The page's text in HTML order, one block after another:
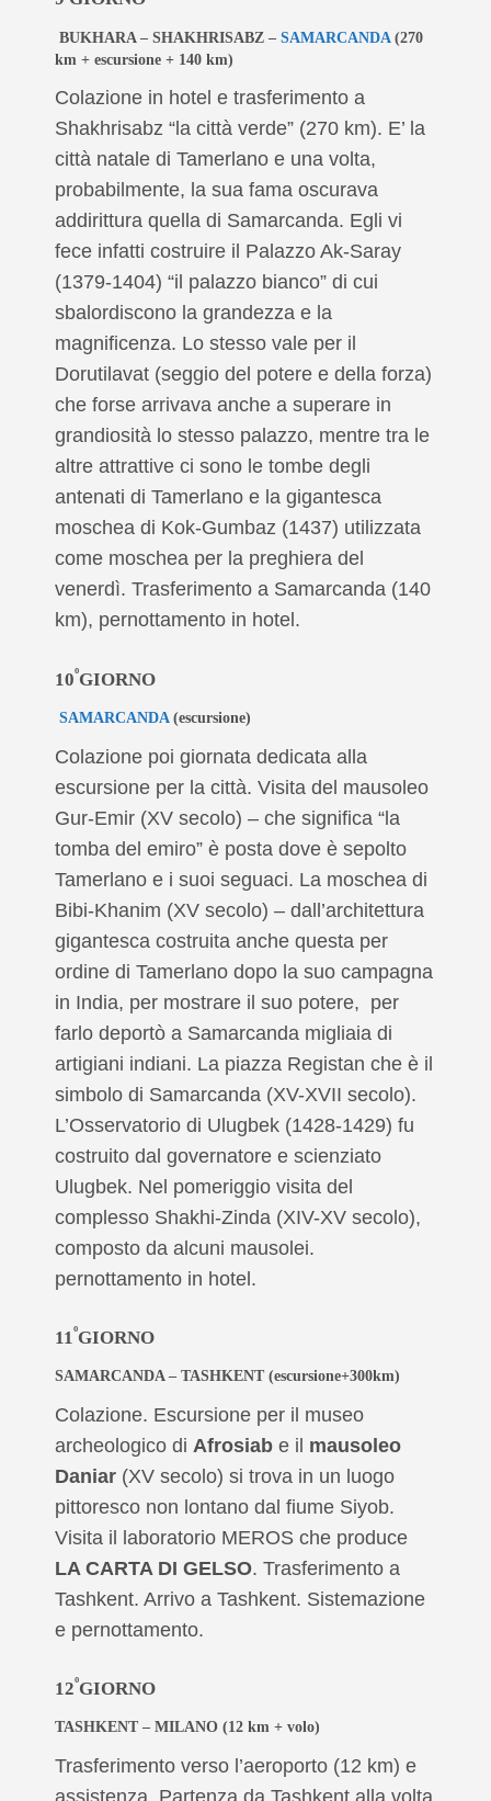
BUKHARA – SHAKHRISABZ –SAMARCANDA(270
km + escursione + 140 km)
Colazione in hotel e trasferimento a
Shakhrisabz “la città verde” (270 km). E’ la
città natale di Tamerlano e una volta,
probabilmente, la sua fama oscurava
addirittura quella di Samarcanda. Egli vi
fece infatti costruire il Palazzo Ak-Saray
(1379-1404) “il palazzo bianco” di cui
sbalordiscono la grandezza e la
magnificenza. Lo stesso vale per il
Dorutilavat (seggio del potere e della forza)
che forse arrivava anche a superare in
grandiosità lo stesso palazzo, mentre tra le
altre attrattive ci sono le tombe degli
antenati di Tamerlano e la gigantesca
moschea di Kok-Gumbaz (1437) utilizzata
come moschea per la preghiera del
venerdì. Trasferimento a Samarcanda (140
km), pernottamento in hotel.
10ºGIORNO
SAMARCANDA(escursione)
Colazione poi giornata dedicata alla
escursione per la città. Visita del mausoleo
Gur-Emir (XV secolo) – che significa “la
tomba del emiro” è posta dove è sepolto
Tamerlano e i suoi seguaci. La moschea di
Bibi-Khanim (XV secolo) – dall’architettura
gigantesca costruita anche questa per
ordine di Tamerlano dopo la suo campagna
in India, per mostrare il suo potere, per
farlo deportò a Samarcanda migliaia di
artigiani indiani. La piazza Registan che è il
simbolo di Samarcanda (XV-XVII secolo).
L’Osservatorio di Ulugbek (1428-1429) fu
costruito dal governatore e scienziato
Ulugbek. Nel pomeriggio visita del
complesso Shakhi-Zinda (XIV-XV secolo),
composto da alcuni mausolei.
pernottamento in hotel.
11ºGIORNO
SAMARCANDA – TASHKENT(escursione+300km)
Colazione. Escursione per il museo
archeologico di Afrosiab e il mausoleo
Daniar (XV secolo) si trova in un luogo
pittoresco non lontano dal fiume Siyob.
Visita il laboratorio MEROS che produce
LA CARTA DI GELSO. Trasferimento a
Tashkent. Arrivo a Tashkent. Sistemazione
e pernottamento.
12ºGIORNO
TASHKENT – MILANO(12 km + volo)
Trasferimento verso l’aeroporto (12 km) e
assistenza. Partenza da Tashkent alla volta